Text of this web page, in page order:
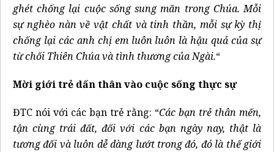
ghét chống lại cuộc sống sung mãn trong Chúa. Mỗi
sự nghèo nàn về vật chất và tinh thần, mỗi sự kỳ thị
chống lại các anh chị em luôn luôn là hậu quả của sự
từ chối Thiên Chúa và tình thương của Ngài.“
Mời giới trẻ dấn thân vào cuộc sống thực sự
ĐTC nói với các bạn trẻ rằng: “Các bạn trẻ thân mến,
tận cùng trái đất, đối với các bạn ngày nay, thật là
tương đối và luôn dễ dàng lướt trong đó, đó là thế giới